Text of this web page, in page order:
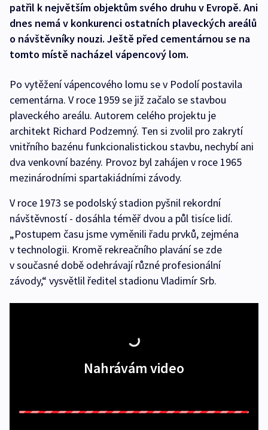
patřil k největším objektům svého druhu v Evropě. Ani
dnes nemá v konkurenci ostatních plaveckých areálů
o návštěvníky nouzi. Ještě před cementárnou se na
tomto místě nacházel vápencový lom.
Po vytěžení vápencového lomu se v Podolí postavila
cementárna. V roce 1959 se již začalo se stavbou
plaveckého areálu. Autorem celého projektu je
architekt Richard Podzemný. Ten si zvolil pro zakrytí
vnitřního bazénu funkcionalistickou stavbu, nechybí ani
dva venkovní bazény. Provoz byl zahájen v roce 1965
mezinárodními spartakiádními závody.
V roce 1973 se podolský stadion pyšnil rekordní
návštěvností - dosáhla téměř dvou a půl tisíce lidí.
„Postupem času jsme vyměnili řadu prvků, zejména
v technologii. Kromě rekreačního plavání se zde
v současné době odehrávají různé profesionální
závody,“ vysvětlil ředitel stadionu Vladimír Srb.
Nahrávám video